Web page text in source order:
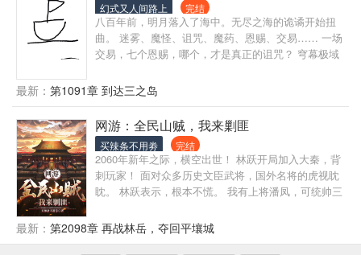
幻式又人间路上 完结
八百年前，明月落入了海中。无尽之海的诡谲开始扭
曲。 迷雾、魔怪、诅咒、魔药、恩赐、交易…… 一场
交易，七个恩赐，哪个，才是真正的诅咒？ 穹幕极域
书）、航海（那个漫画）、冒险，在找到控制月相的
诅咒物之前会有多次主角切换，但作者会努力让每个
人物都丰满一些，希望各位喜欢。
最新： 第1091章 到达三之岛
网游：全民山贼，我来剿匪
买辣条不用劵 完结
2060年新年之际，横空出世！ 林跃开局加入大秦，背
刺玩家！ 面对众多历史文臣武将，国外名将的虎视眈
眈。 林跃表示，根本不慌。 我有上将潘凤，可统帅三
刀之内必斩敌将于马下; 外交天才蒋干，定叫对方理屈
词穷。 …… 黄台极:大业未半而遇林跃，奈何！ 樱花
最新： 第2098章 再战林岳，夺回平壤城